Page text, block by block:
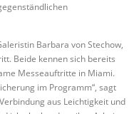
Barbara von Stechow,
Beide kennen sich bereits
Messeauftritte in Miami.
im Programm“, sagt
aus Leichtigkeit und